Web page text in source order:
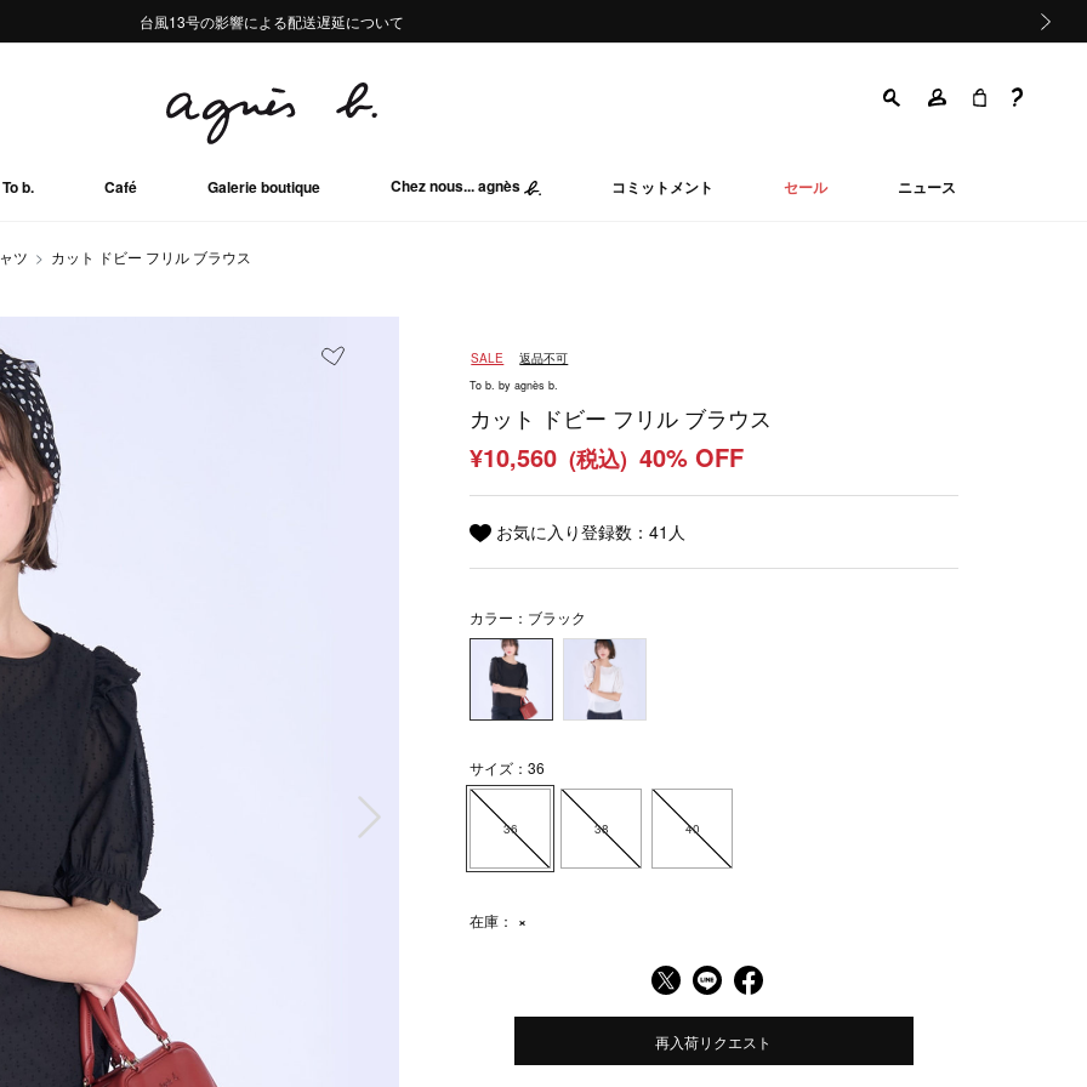
熊本地域地震の影響による配送遅延について
Summer Sale 2buy10%OFF!!
台風13号の影響による配送遅延について
熊本地域地震の影響による配送遅延について
Summer Sale 2buy10%OFF!!
To b. Café Galerie boutique Chez nous... agnès コミットメント セール ニュース
ツ カット ドビー フリル ブラウス
SALE 返品不可
To b. by agnès b.
カット ドビー フリル ブラウス
¥10,560 (税込) 40% OFF
お気に入り登録数：41 人
カラー：ブラック
サイズ：36
36 38 40
在庫： ×
再入荷リクエスト